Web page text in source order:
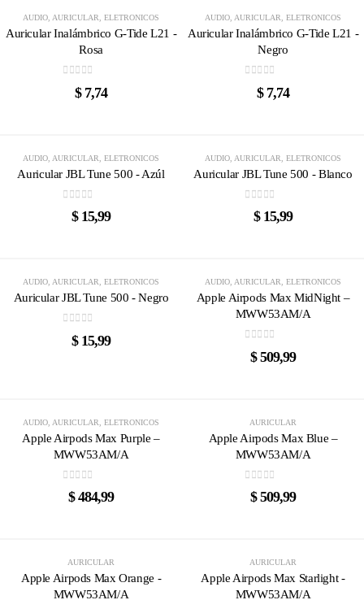
AUDIO, AURICULAR, ELETRONICOS
Auricular Inalámbrico G-Tide L21 -
Rosa
out of 5
$7,74
AUDIO, AURICULAR, ELETRONICOS
Auricular Inalámbrico G-Tide L21 -
Negro
out of 5
$7,74
AUDIO AURICULAR ELETRONICOS
Auricular JBL Tune 500 - Azúl
out of 5
$15,99
AUDIO AURICULAR ELETRONICOS
Auricular JBL Tune 500 - Blanco
out of 5
$15,99
AUDIO, AURICULAR, ELETRONICOS
Auricular JBL Tune 500 - Negro
out of 5
$15,99
AUDIO, AURICULAR, ELETRONICOS
Apple Airpods Max MidNight –
MWW53AM/A
out of 5
$509,99
AUDIO AURICULAR ELETRONICOS
Apple Airpods Max Purple –
MWW53AM/A
out of 5
$484,99
AURICULAR
Apple Airpods Max Blue –
MWW53AM/A
out of 5
$509,99
AURICULAR
Apple Airpods Max Orange -
MWW53AM/A
AURICULAR
Apple Airpods Max Starlight -
MWW53AM/A